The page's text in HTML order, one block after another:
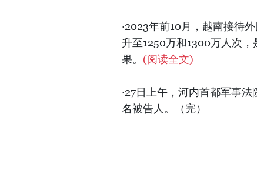
·2023年前10月，越南接待
升至1250万和1300万人次
果。 (阅读全文)
·27日上午，河内首都军事
名被告人。（完）